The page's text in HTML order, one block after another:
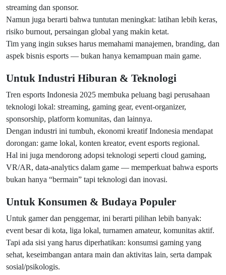
streaming dan sponsor.
Namun juga berarti bahwa tuntutan meningkat: latihan lebih keras,
risiko burnout, persaingan global yang makin ketat.
Tim yang ingin sukses harus memahami manajemen, branding, dan
aspek bisnis esports — bukan hanya kemampuan main game.
Untuk Industri Hiburan & Teknologi
Tren esports Indonesia 2025 membuka peluang bagi perusahaan
teknologi lokal: streaming, gaming gear, event-organizer,
sponsorship, platform komunitas, dan lainnya.
Dengan industri ini tumbuh, ekonomi kreatif Indonesia mendapat
dorongan: game lokal, konten kreator, event esports regional.
Hal ini juga mendorong adopsi teknologi seperti cloud gaming,
VR/AR, data-analytics dalam game — memperkuat bahwa esports
bukan hanya “bermain” tapi teknologi dan inovasi.
Untuk Konsumen & Budaya Populer
Untuk gamer dan penggemar, ini berarti pilihan lebih banyak:
event besar di kota, liga lokal, turnamen amateur, komunitas aktif.
Tapi ada sisi yang harus diperhatikan: konsumsi gaming yang
sehat, keseimbangan antara main dan aktivitas lain, serta dampak
sosial/psikologis.